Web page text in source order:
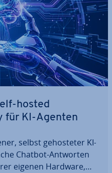
hosted
für KI-Agenten
selbst ge­hos­te­ter KI-
Chatbot-Antworten
eigenen Hardware,